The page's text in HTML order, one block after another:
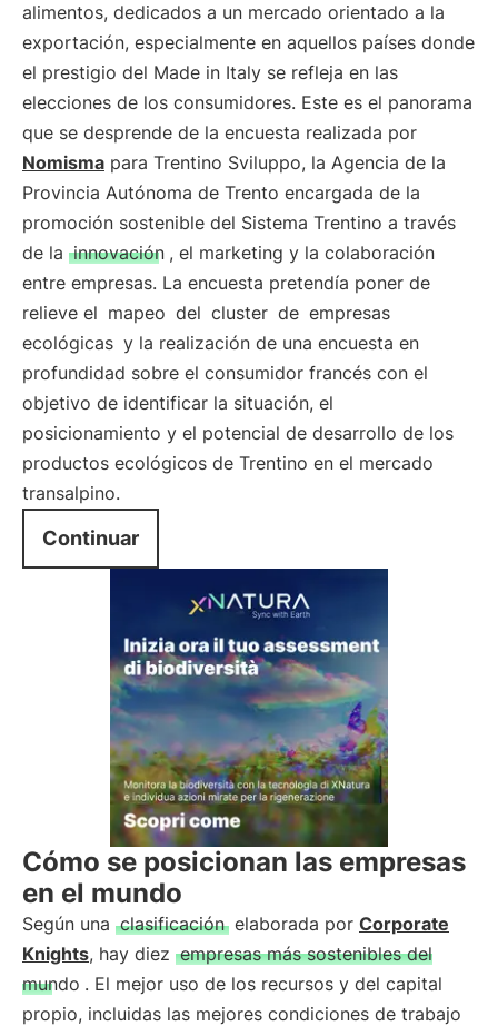
alimentos, dedicados a un mercado orientado a la
exportación, especialmente en aquellos países donde
el prestigio del Made in Italy se refleja en las
elecciones de los consumidores. Este es el panorama
que se desprende de la encuesta realizada por
Nomisma para Trentino Sviluppo, la Agencia de la
Provincia Autónoma de Trento encargada de la
promoción sostenible del Sistema Trentino a través
de la innovación , el marketing y la colaboración
entre empresas. La encuesta pretendía poner de
relieve el mapeo del cluster de empresas
ecológicas y la realización de una encuesta en
profundidad sobre el consumidor francés con el
objetivo de identificar la situación, el
posicionamiento y el potencial de desarrollo de los
productos ecológicos de Trentino en el mercado
transalpino.
Continuar
Cómo se posicionan las empresas
en el mundo
Según una clasificación elaborada por Corporate
Knights, hay diez empresas más sostenibles del
mundo . El mejor uso de los recursos y del capital
propio, incluidas las mejores condiciones de trabajo